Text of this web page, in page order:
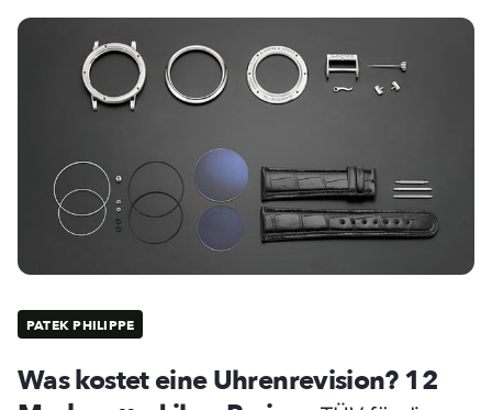
PATEK PHILIPPE
Was kostet eine Uhrenrevision? 12